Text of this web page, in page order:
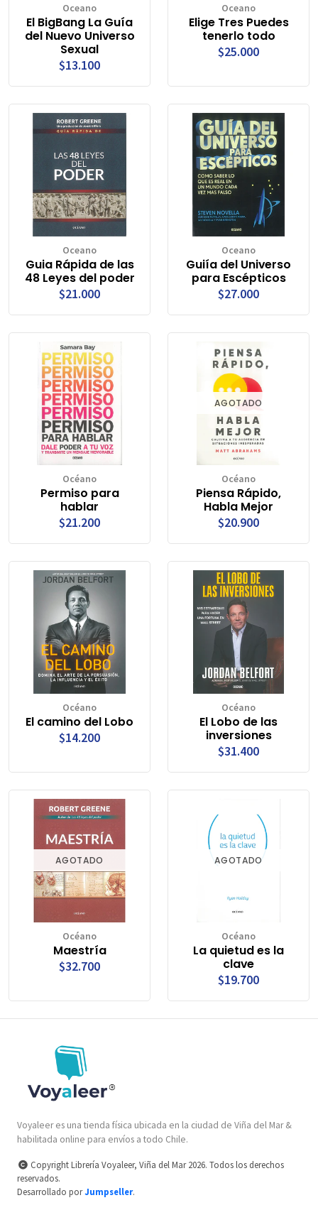
Oceano
El BigBang La Guía
del Nuevo Universo
Sexual
$13.100
Oceano
Elige Tres Puedes
tenerlo todo
$25.000
Oceano
Guia Rápida de las
48 Leyes del poder
$21.000
Oceano
Guiía del Universo
para Escépticos
$27.000
Océano
Permiso para
hablar
$21.200
AGOTADO
Océano
Piensa Rápido,
Habla Mejor
$20.900
Océano
El camino del Lobo
$14.200
Océano
El Lobo de las
inversiones
$31.400
AGOTADO
Océano
Maestría
$32.700
AGOTADO
Océano
La quietud es la
clave
$19.700
Voyaleer es una tienda física ubicada en la ciudad de Viña del Mar &
habilitada online para envíos a todo Chile.
Copyright Librería Voyaleer, Viña del Mar 2026. Todos los derechos
reservados.
Desarrollado porJumpseller.